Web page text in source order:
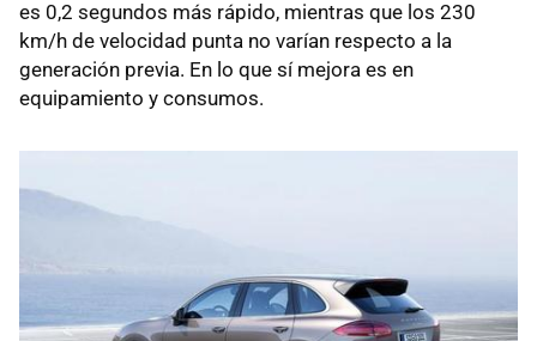
es 0,2 segundos más rápido, mientras que los 230
km/h de velocidad punta no varían respecto a la
generación previa. En lo que sí mejora es en
equipamiento y consumos.